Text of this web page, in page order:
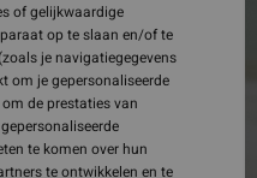
of gelijkwaardige
op te slaan en/of te
je navigatiegegevens
om je gepersonaliseerde
de prestaties van
te komen over hun
te ontwikkelen en te